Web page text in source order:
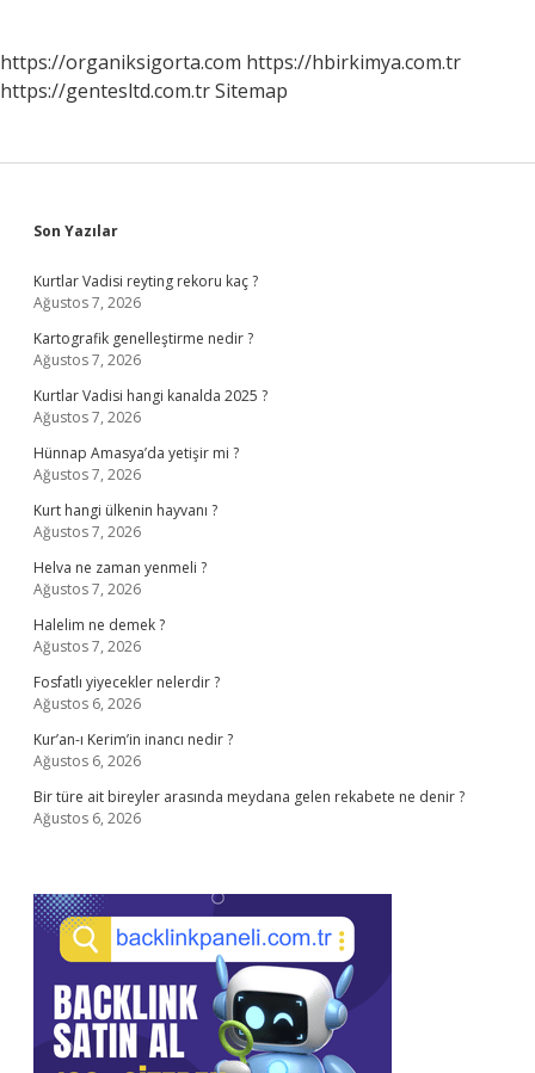
https://organiksigorta.com https://hbirkimya.com.tr
https://gentesltd.com.trSitemap
Sidebar
Son Yazılar
Kurtlar Vadisi reyting rekoru kaç ?
Ağustos 7, 2026
Kartografik genelleştirme nedir ?
Ağustos 7, 2026
Kurtlar Vadisi hangi kanalda 2025 ?
Ağustos 7, 2026
Hünnap Amasya’da yetişir mi ?
Ağustos 7, 2026
Kurt hangi ülkenin hayvanı ?
Ağustos 7, 2026
Helva ne zaman yenmeli ?
Ağustos 7, 2026
Halelim ne demek ?
Ağustos 7, 2026
Fosfatlı yiyecekler nelerdir ?
Ağustos 6, 2026
Kur’an-ı Kerim’in inancı nedir ?
Ağustos 6, 2026
Bir türe ait bireyler arasında meydana gelen rekabete ne denir ?
Ağustos 6, 2026